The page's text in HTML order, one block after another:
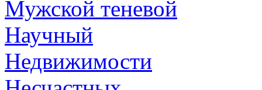
Мужской теневой
Научный
Недвижимости